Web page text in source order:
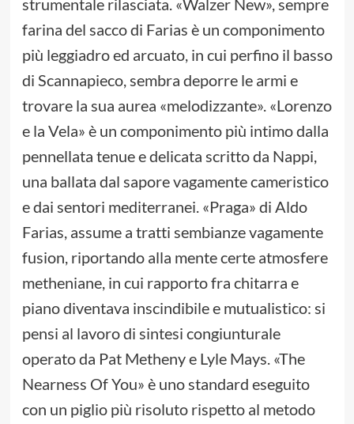
strumentale rilasciata. «Walzer New», sempre
farina del sacco di Farias è un componimento
più leggiadro ed arcuato, in cui perfino il basso
di Scannapieco, sembra deporre le armi e
trovare la sua aurea «melodizzante». «Lorenzo
e la Vela» è un componimento più intimo dalla
pennellata tenue e delicata scritto da Nappi,
una ballata dal sapore vagamente cameristico
e dai sentori mediterranei. «Praga» di Aldo
Farias, assume a tratti sembianze vagamente
fusion, riportando alla mente certe atmosfere
metheniane, in cui rapporto fra chitarra e
piano diventava inscindibile e mutualistico: si
pensi al lavoro di sintesi congiunturale
operato da Pat Metheny e Lyle Mays. «The
Nearness Of You» è uno standard eseguito
con un piglio più risoluto rispetto al metodo